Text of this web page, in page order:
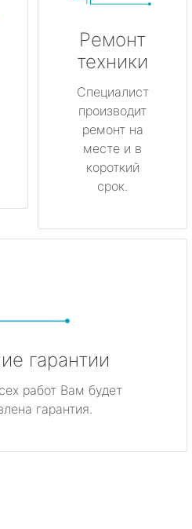
Ремонт
техники
Специалист
производит
ремонт на
месте и в
короткий
срок.
гарантии
работ Вам будет
гарантия.